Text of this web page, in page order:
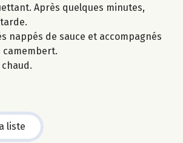
Après quelques minutes,
nappés de sauce et accompagnés
camembert.
liste